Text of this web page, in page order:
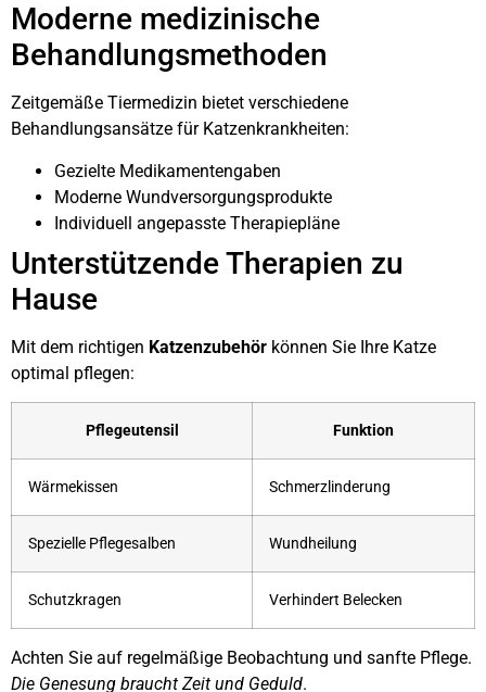
Moderne medizinische
Behandlungsmethoden
Zeitgemäße Tiermedizin bietet verschiedene
Behandlungsansätze für Katzenkrankheiten:
Gezielte Medikamentengaben
Moderne Wundversorgungsprodukte
Individuell angepasste Therapiepläne
Unterstützende Therapien zu
Hause
Mit dem richtigen Katzenzubehör können Sie Ihre Katze
optimal pflegen:
Pflegeutensil Funktion
Wärmekissen Schmerzlinderung
Spezielle Pflegesalben Wundheilung
Schutzkragen Verhindert Belecken
Achten Sie auf regelmäßige Beobachtung und sanfte Pflege.
Die Genesung braucht Zeit und Geduld.